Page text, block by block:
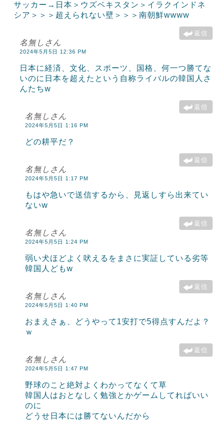
サッカー→日本＞ウズベキスタン＞イラクインドネ
シア＞＞＞超えられない壁＞＞＞南朝鮮wwww
返信
名無しさん
2024年5月5日 12:36 PM
日本に経済、文化、スポーツ、国格、何一つ勝てな
いのに日本を超えたという自称ライバルの韓国人さ
んたちw
返信
名無しさん
2024年5月5日 1:16 PM
どの耕平だ？
返信
名無しさん
2024年5月5日 1:17 PM
もはや急いで送信するから、見返しすら出来てい
ないw
返信
名無しさん
2024年5月5日 1:24 PM
弱い犬ほどよく吠えるをまさに実証している劣等
韓国人どもw
返信
名無しさん
2024年5月5日 1:40 PM
おまえさぁ、どうやって1安打で5得点すんだよ？
ｗ
返信
名無しさん
2024年5月5日 1:47 PM
野球のこと絶対よくわかってなくて草
韓国人はおとなしく勉強とかゲームしてればいい
のに
どうせ日本には勝てないんだから